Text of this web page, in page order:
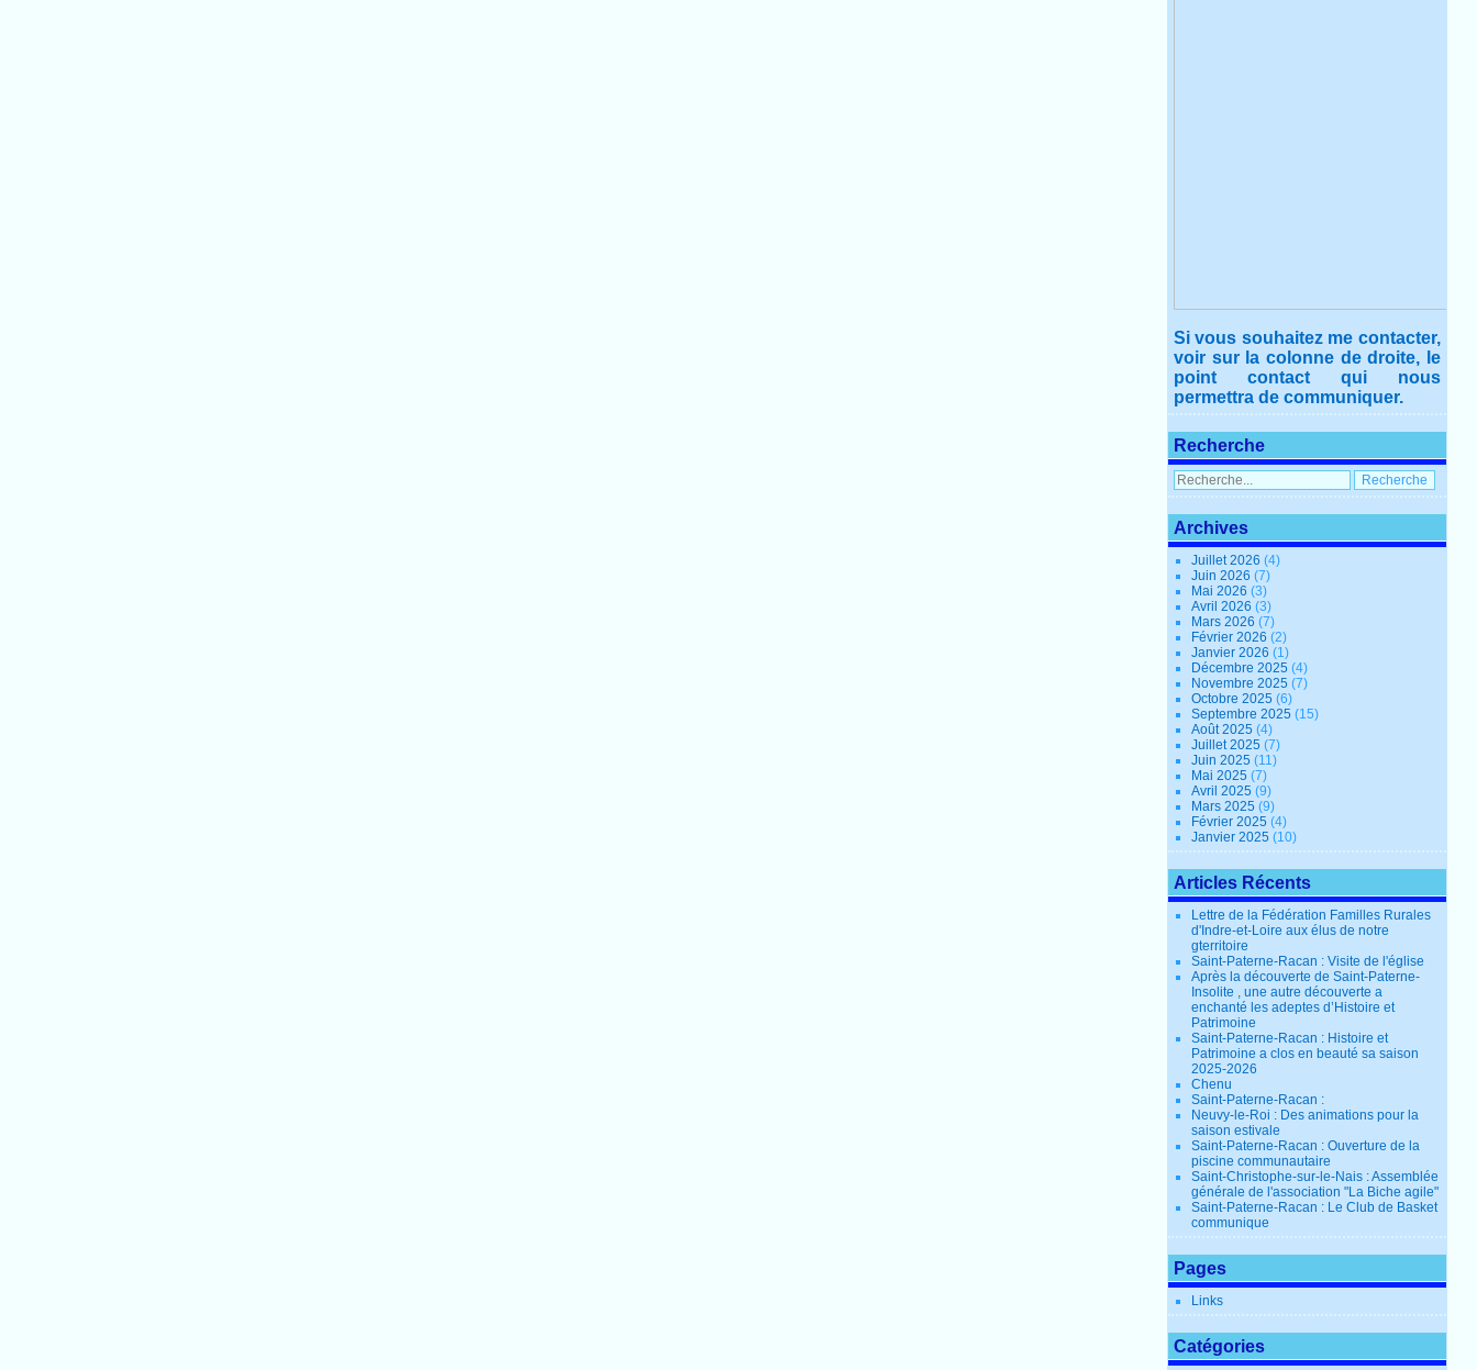
Si vous souhaitez me contacter,
voir sur la colonne de droite, le
point contact qui nous
permettra de communiquer.
Recherche
Archives
Juillet 2026(4)
Juin 2026(7)
Mai 2026(3)
Avril 2026(3)
Mars 2026(7)
Février 2026(2)
Janvier 2026(1)
Décembre 2025(4)
Novembre 2025(7)
Octobre 2025(6)
Septembre 2025(15)
Août 2025(4)
Juillet 2025(7)
Juin 2025(11)
Mai 2025(7)
Avril 2025(9)
Mars 2025(9)
Février 2025(4)
Janvier 2025(10)
Articles Récents
Lettre de la Fédération Familles Rurales
d'Indre-et-Loire aux élus de notre
gterritoire
Saint-Paterne-Racan : Visite de l'église
Après la découverte de Saint-Paterne-
Insolite , une autre découverte a
enchanté les adeptes d’Histoire et
Patrimoine
Saint-Paterne-Racan : Histoire et
Patrimoine a clos en beauté sa saison
2025-2026
Chenu
Saint-Paterne-Racan :
Neuvy-le-Roi : Des animations pour la
saison estivale
Saint-Paterne-Racan : Ouverture de la
piscine communautaire
Saint-Christophe-sur-le-Nais : Assemblée
générale de l'association "La Biche agile"
Saint-Paterne-Racan : Le Club de Basket
communique
Pages
Links
Catégories